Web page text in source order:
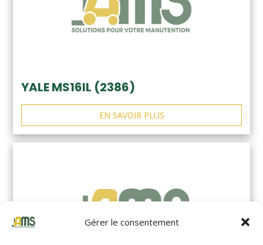
Gérer le consentement
YALE MS16IL (2386)
EN SAVOIR PLUS